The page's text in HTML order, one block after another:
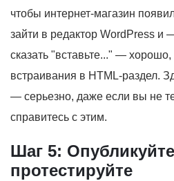
чтобы интернет-магазин
зайти в редактор WordPress
сказать "вставьте..." — хорошо,
встраивания в HTML-раздел.
— серьезно, даже если вы не
справитесь с этим.
Шаг 5:
протестируйте